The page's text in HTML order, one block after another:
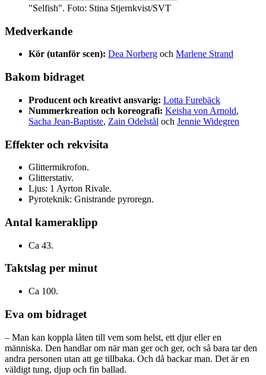
"Selfish". Foto: Stina Stjernkvist/SVT
Medverkande
Kör (utanför scen): Dea Norberg och Marlene Strand
Bakom bidraget
Producent och kreativt ansvarig: Lotta Furebäck
Nummerkreation och koreografi: Keisha von Arnold,
Sacha Jean-Baptiste, Zain Odelstål och Jennie Widegren
Effekter och rekvisita
Glittermikrofon.
Glitterstativ.
Ljus: 1 Ayrton Rivale.
Pyroteknik: Gnistrande pyroregn.
Antal kameraklipp
Ca 43.
Taktslag per minut
Ca 100.
Eva om bidraget
– Man kan koppla låten till vem som helst, ett djur eller en
människa. Den handlar om när man ger och ger, och så bara tar den
andra personen utan att ge tillbaka. Och då backar man. Det är en
väldigt tung, djup och fin ballad.